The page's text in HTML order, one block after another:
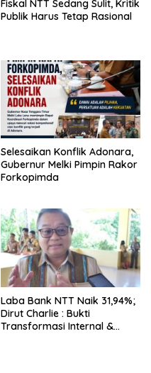
Fiskal NTT Sedang Sulit, Kritik
Publik Harus Tetap Rasional
Selesaikan Konflik Adonara,
Gubernur Melki Pimpin Rakor
Forkopimda
Laba Bank NTT Naik 31,94%;
Dirut Charlie : Bukti
Transformasi Internal &